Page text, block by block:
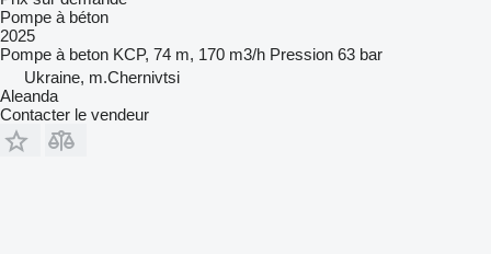
Pompe à béton
2025
Pompe à beton KCP, 74 m, 170 m3/h Pression 63 bar
Ukraine, m.Chernivtsi
Aleanda
Contacter le vendeur